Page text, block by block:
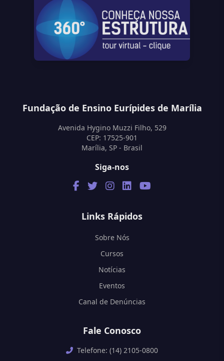
Fundação de Ensino Eurípides de Marília
Avenida Hygino Muzzi Filho, 529
CEP: 17525-901
Marília, SP - Brasil
Siga-nos
Links Rápidos
Sobre Nós
Cursos
Notícias
Eventos
Canal de Denúncias
Fale Conosco
Telefone: (14) 2105-0800